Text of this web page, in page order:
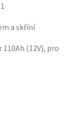
a skříní
(12V), pro